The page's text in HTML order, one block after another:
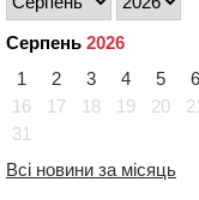
09:08 Встановити
08:22
“На щиті” у
полеглий
сплатили на
Серпень 2026
1
2 3 4 5 6
16
17 18 19 20
31
Всі новини за місяць